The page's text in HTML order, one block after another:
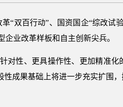
“双百行动”、国资国企“综改
业改革样板和自主创新尖兵。
对性、更具操作性、更加精准化
成果基础上将进一步充实扩围